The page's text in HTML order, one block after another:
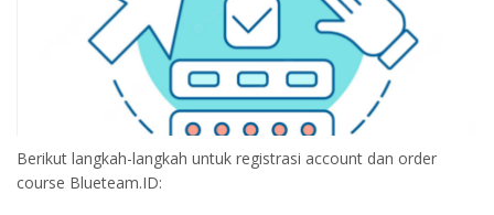
Berikut langkah-langkah untuk registrasi account dan order
course Blueteam.ID: